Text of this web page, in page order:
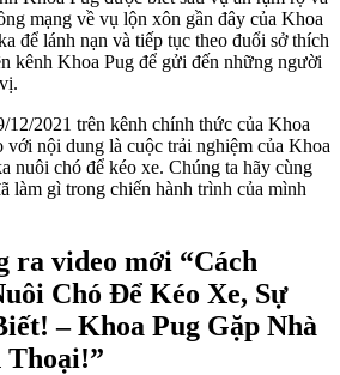
mạng về vụ lộn xôn gần đây của Khoa
để lánh nạn và tiếp tục theo đuổi sở thích
kênh Khoa Pug để gửi đến những người
12/2021 trên kênh chính thức của Khoa
với nội dung là cuộc trải nghiệm của Khoa
nuôi chó để kéo xe. Chúng ta hãy cùng
làm gì trong chiến hành trình của mình
ra video mới “Cách
Chó Để Kéo Xe, Sự
– Khoa Pug Gặp Nhà
Thoại!”